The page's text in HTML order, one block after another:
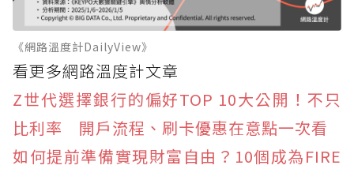
《網路溫度計DailyView》
看更多網路溫度計文章
Z世代選擇銀行的偏好TOP 10大公開！不只
比利率 開戶流程、刷卡優惠在意點一次看
如何提前準備實現財富自由？10個成為FIRE